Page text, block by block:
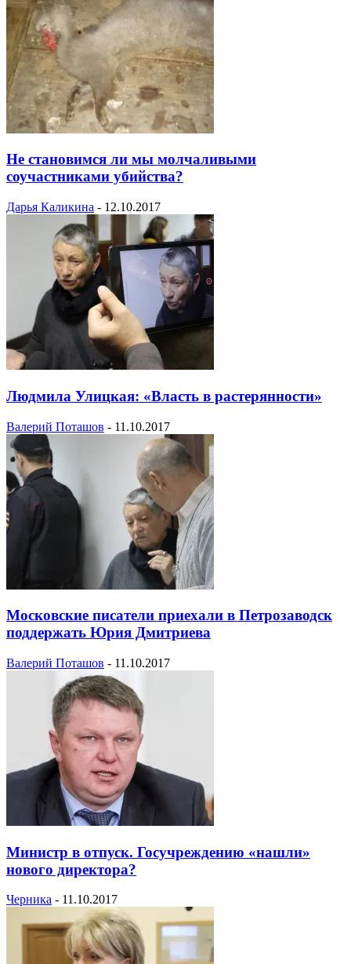
Не становимся ли мы молчаливыми
соучастниками убийства?
Дарья Каликина - 12.10.2017
Людмила Улицкая: «Власть в растерянности»
Валерий Поташов - 11.10.2017
Московские писатели приехали в Петрозаводск
поддержать Юрия Дмитриева
Валерий Поташов - 11.10.2017
Министр в отпуск. Госучреждению «нашли»
нового директора?
Черника - 11.10.2017